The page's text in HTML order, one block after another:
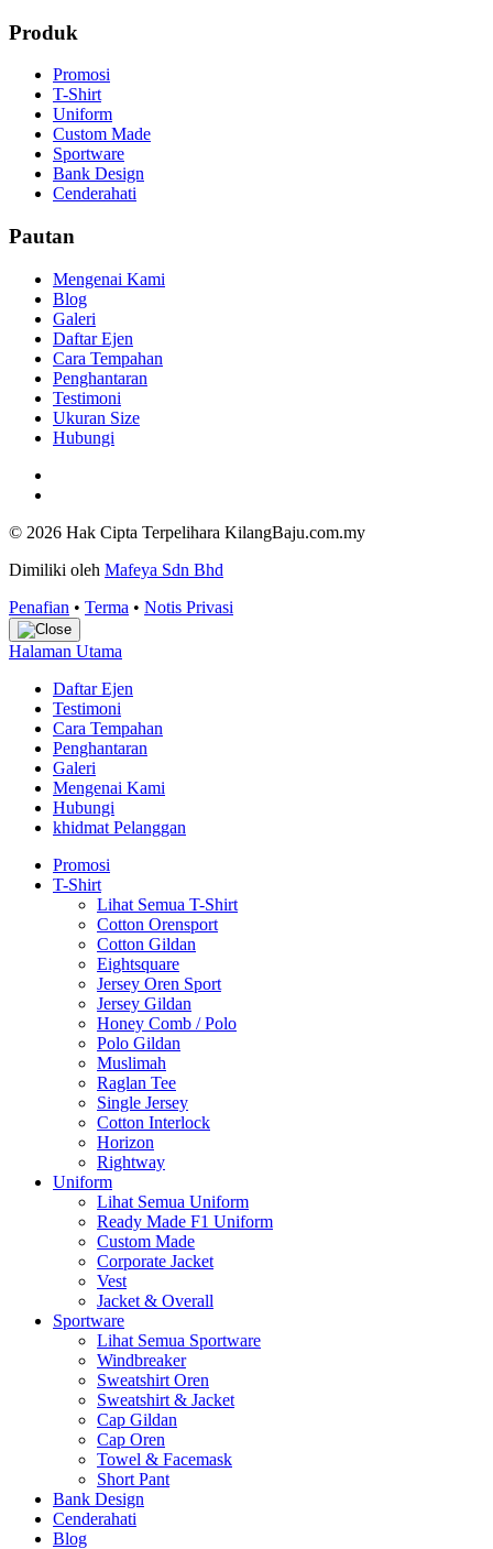
Produk
Promosi
T-Shirt
Uniform
Custom Made
Sportware
Bank Design
Cenderahati
Pautan
Mengenai Kami
Blog
Galeri
Daftar Ejen
Cara Tempahan
Penghantaran
Testimoni
Ukuran Size
Hubungi
© 2026 Hak Cipta Terpelihara KilangBaju.com.my
Dimiliki oleh Mafeya Sdn Bhd
Penafian • Terma • Notis Privasi
Halaman Utama
Daftar Ejen
Testimoni
Cara Tempahan
Penghantaran
Galeri
Mengenai Kami
Hubungi
khidmat Pelanggan
Promosi
T-Shirt
Lihat Semua T-Shirt
Cotton Orensport
Cotton Gildan
Eightsquare
Jersey Oren Sport
Jersey Gildan
Honey Comb / Polo
Polo Gildan
Muslimah
Raglan Tee
Single Jersey
Cotton Interlock
Horizon
Rightway
Uniform
Lihat Semua Uniform
Ready Made F1 Uniform
Custom Made
Corporate Jacket
Vest
Jacket & Overall
Sportware
Lihat Semua Sportware
Windbreaker
Sweatshirt Oren
Sweatshirt & Jacket
Cap Gildan
Cap Oren
Towel & Facemask
Short Pant
Bank Design
Cenderahati
Blog